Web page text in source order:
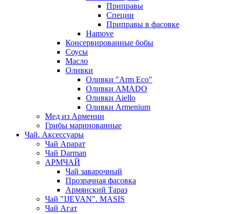
Приправы
Специи
Приправы в фасовке
Hamove
Консервированные бобы
Соусы
Масло
Оливки
Оливки "Arm Eco"
Оливки AMADO
Оливки Aiello
Оливки Armenium
Мед из Армении
Грибы маринованные
Чай. Аксессуары
Чай Арарат
Чай Darman
АРМЧАЙ
Чай заварочный
Прозрачная фасовка
Армянский Тараз
Чай "IJEVAN". MASIS
Чай Агат